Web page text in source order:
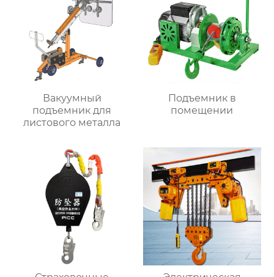
Вакуумный
подъемник для
листового металла
Подъемник в
помещении